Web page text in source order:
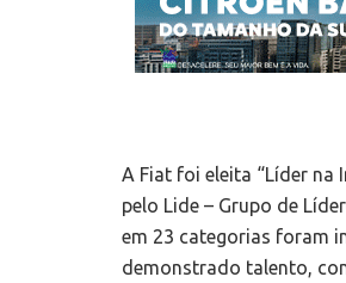
A Fiat foi eleita “Líder na
pelo Lide – Grupo de
em 23 categorias foram
demonstrado talento,